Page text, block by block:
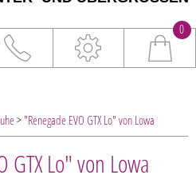
0
> "Renegade EVO GTX Lo" von Lowa
GTX Lo" von Lowa